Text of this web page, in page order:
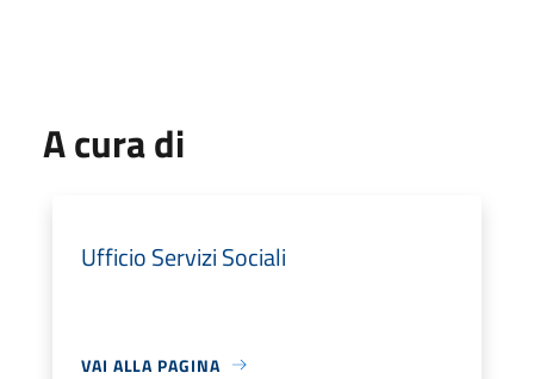
A cura di
Ufficio Servizi Sociali
VAI ALLA PAGINA